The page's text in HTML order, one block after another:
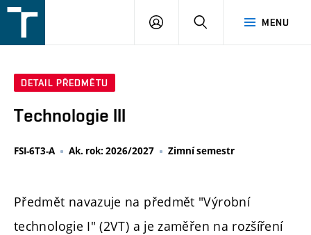
v
MENU
PŘIHLÁŠENÍ
DETAIL PŘEDMĚTU
Technologie III
FSI-6T3-A Ak. rok: 2026/2027 Zimní semestr
Předmět navazuje na předmět "Výrobní
technologie I" (2VT) a je zaměřen na rozšíření